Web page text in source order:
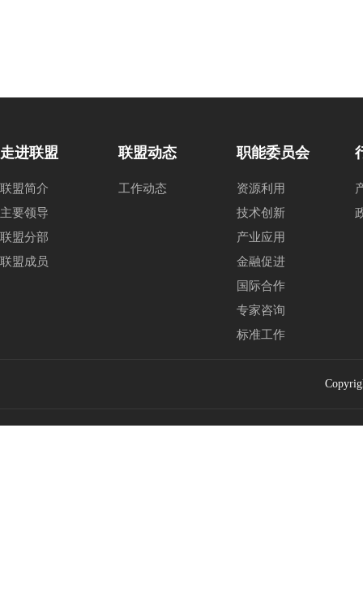
走进联盟
联盟简介
主要领导
联盟分部
联盟成员
联盟动态
工作动态
职能委员会
资源利用
技术创新
产业应用
金融促进
国际合作
专家咨询
标准工作